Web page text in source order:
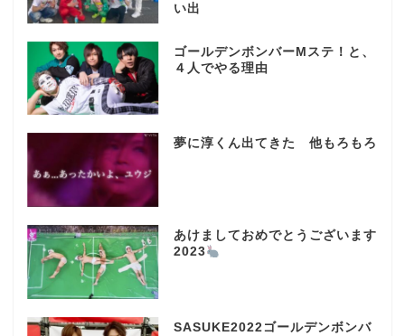
い出
ゴールデンボンバーMステ！と、
４人でやる理由
夢に淳くん出てきた 他もろもろ
あけましておめでとうございます
2023
SASUKE2022ゴールデンボンバ